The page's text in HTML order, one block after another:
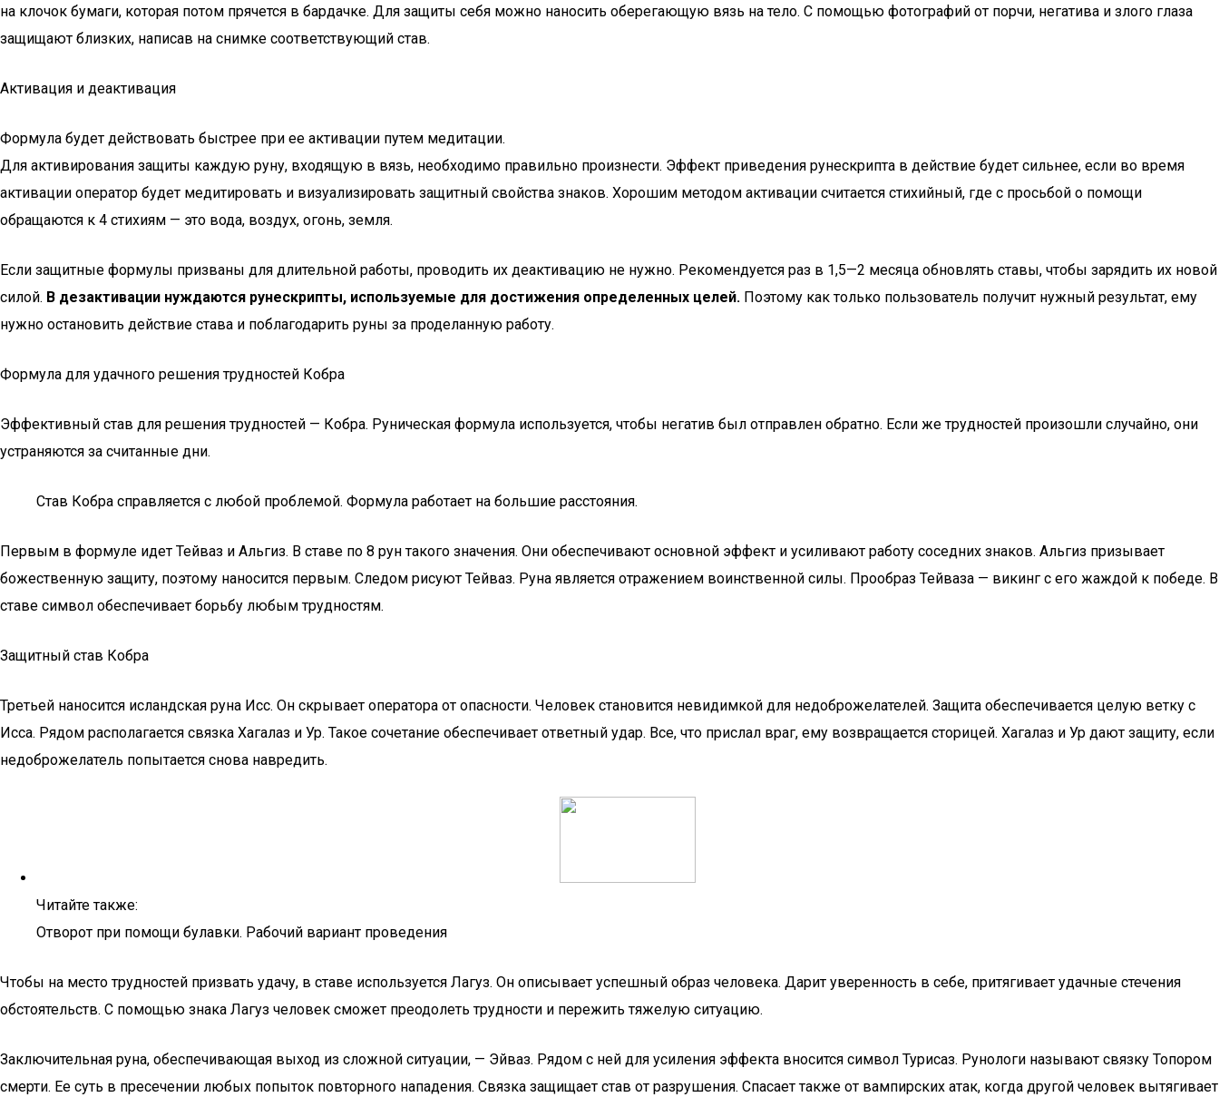
на клочок бумаги, которая потом прячется в бардачке. Для защиты себя можно наносить оберегающую вязь на тело. С помощью фотографий от порчи, негатива и злого глаза
защищают близких, написав на снимке соответствующий став.
Активация и деактивация
Формула будет действовать быстрее при ее активации путем медитации.
Для активирования защиты каждую руну, входящую в вязь, необходимо правильно произнести. Эффект приведения рунескрипта в действие будет сильнее, если во время
активации оператор будет медитировать и визуализировать защитный свойства знаков. Хорошим методом активации считается стихийный, где с просьбой о помощи
обращаются к 4 стихиям — это вода, воздух, огонь, земля.
Если защитные формулы призваны для длительной работы, проводить их деактивацию не нужно. Рекомендуется раз в 1,5—2 месяца обновлять ставы, чтобы зарядить их новой
силой. В дезактивации нуждаются рунескрипты, используемые для достижения определенных целей. Поэтому как только пользователь получит нужный результат, ему
нужно остановить действие става и поблагодарить руны за проделанную работу.
Формула для удачного решения трудностей Кобра
Эффективный став для решения трудностей — Кобра. Руническая формула используется, чтобы негатив был отправлен обратно. Если же трудностей произошли случайно, они
устраняются за считанные дни.
Став Кобра справляется с любой проблемой. Формула работает на большие расстояния.
Первым в формуле идет Тейваз и Альгиз. В ставе по 8 рун такого значения. Они обеспечивают основной эффект и усиливают работу соседних знаков. Альгиз призывает
божественную защиту, поэтому наносится первым. Следом рисуют Тейваз. Руна является отражением воинственной силы. Прообраз Тейваза — викинг с его жаждой к победе. В
ставе символ обеспечивает борьбу любым трудностям.
Защитный став Кобра
Третьей наносится исландская руна Исс. Он скрывает оператора от опасности. Человек становится невидимкой для недоброжелателей. Защита обеспечивается целую ветку с
Исса. Рядом располагается связка Хагалаз и Ур. Такое сочетание обеспечивает ответный удар. Все, что прислал враг, ему возвращается сторицей. Хагалаз и Ур дают защиту, если
недоброжелатель попытается снова навредить.
Читайте также:
Отворот при помощи булавки. Рабочий вариант проведения
Чтобы на место трудностей призвать удачу, в ставе используется Лагуз. Он описывает успешный образ человека. Дарит уверенность в себе, притягивает удачные стечения
обстоятельств. С помощью знака Лагуз человек сможет преодолеть трудности и пережить тяжелую ситуацию.
Заключительная руна, обеспечивающая выход из сложной ситуации, — Эйваз. Рядом с ней для усиления эффекта вносится символ Турисаз. Рунологи называют связку Топором
смерти. Ее суть в пресечении любых попыток повторного нападения. Связка защищает став от разрушения. Спасает также от вампирских атак, когда другой человек вытягивает